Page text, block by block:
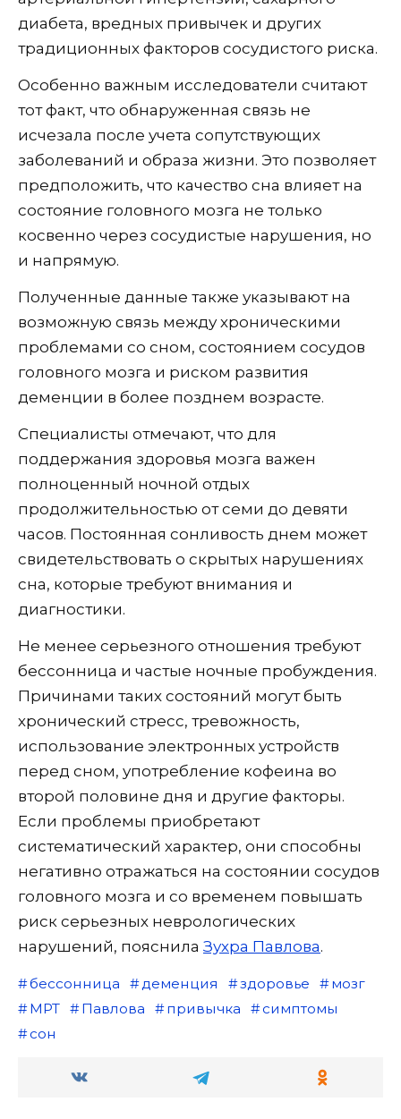
диабета, вредных привычек и других
традиционных факторов сосудистого риска.
Особенно важным исследователи считают
тот факт, что обнаруженная связь не
исчезала после учета сопутствующих
заболеваний и образа жизни. Это позволяет
предположить, что качество сна влияет на
состояние головного мозга не только
косвенно через сосудистые нарушения, но
и напрямую.
Полученные данные также указывают на
возможную связь между хроническими
проблемами со сном, состоянием сосудов
головного мозга и риском развития
деменции в более позднем возрасте.
Специалисты отмечают, что для
поддержания здоровья мозга важен
полноценный ночной отдых
продолжительностью от семи до девяти
часов. Постоянная сонливость днем может
свидетельствовать о скрытых нарушениях
сна, которые требуют внимания и
диагностики.
Не менее серьезного отношения требуют
бессонница и частые ночные пробуждения.
Причинами таких состояний могут быть
хронический стресс, тревожность,
использование электронных устройств
перед сном, употребление кофеина во
второй половине дня и другие факторы.
Если проблемы приобретают
систематический характер, они способны
негативно отражаться на состоянии сосудов
головного мозга и со временем повышать
риск серьезных неврологических
нарушений, пояснила Зухра Павлова.
бессонница деменция здоровье
мозг
МРТ
Павлова привычка
симптомы
сон